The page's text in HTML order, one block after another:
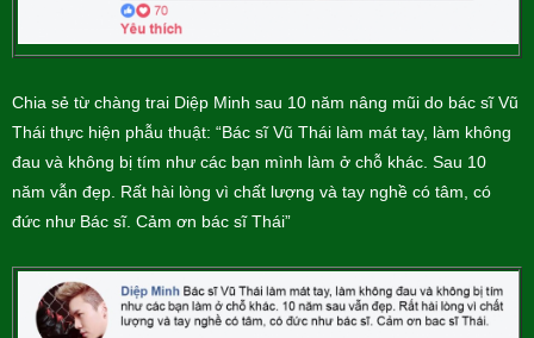
Chia sẻ từ chàng trai Diệp Minh sau 10 năm nâng mũi do bác sĩ Vũ
Thái thực hiện phẫu thuật: “Bác sĩ Vũ Thái làm mát tay, làm không
đau và không bị tím như các bạn mình làm ở chỗ khác. Sau 10
năm vẫn đẹp. Rất hài lòng vì chất lượng và tay nghề có tâm, có
đức như Bác sĩ. Cảm ơn bác sĩ Thái”